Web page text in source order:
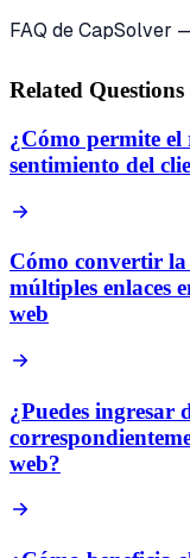
FAQ de CapSolver
Related Questions
¿Cómo permite el
sentimiento del
Cómo convertir la
múltiples enlaces
web
¿Puedes ingresar
web?